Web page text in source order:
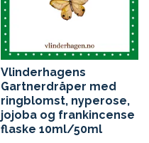
Vlinderhagens
Gartnerdråper med
ringblomst, nyperose,
jojoba og frankincense
flaske 10ml/50ml